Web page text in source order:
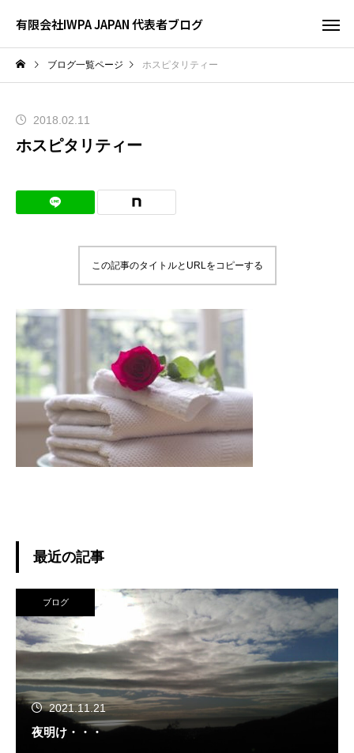
有限会社IWPA JAPAN 代表者ブログ
ブログ一覧ページ ホスピタリティー
2018.02.11
ホスピタリティー
この記事のタイトルとURLをコピーする
最近の記事
ブログ
2021.11.21
夜明け・・・